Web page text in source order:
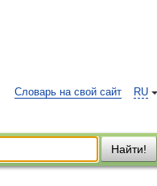
RU
Словарь на свой сайт
Найти!